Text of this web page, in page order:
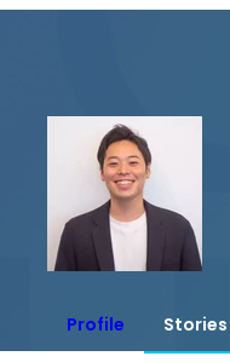
Profile Stories